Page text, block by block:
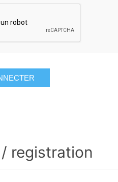
registration